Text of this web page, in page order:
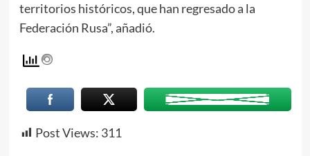
territorios históricos, que han regresado a la
Federación Rusa”, añadió.
Post Views: 311